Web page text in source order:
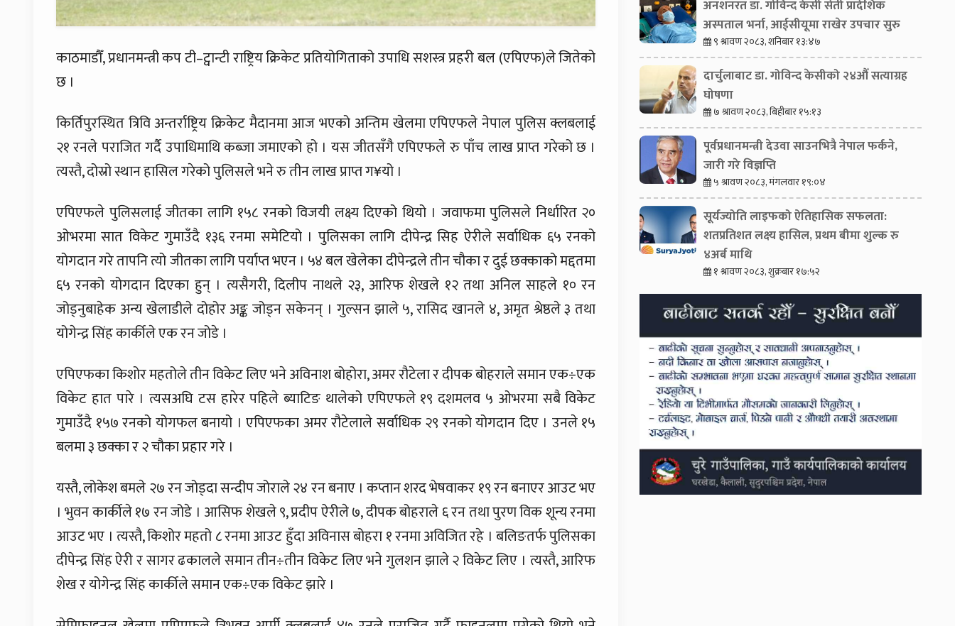
काठमाडौँ, प्रधानमन्त्री कप टी–ट्वान्टी राष्ट्रिय क्रिकेट प्रतियोगिताको उपाधि सशस्त्र प्रहरी बल (एपिएफ)ले जितेको
छ ।
किर्तिपुरस्थित त्रिवि अन्तर्राष्ट्रिय क्रिकेट मैदानमा आज भएको अन्तिम खेलमा एपिएफले नेपाल पुलिस क्लबलाई
२१ रनले पराजित गर्दै उपाधिमाथि कब्जा जमाएको हो । यस जीतसँगै एपिएफले रु पाँच लाख प्राप्त गरेको छ ।
त्यस्तै, दोस्रो स्थान हासिल गरेको पुलिसले भने रु तीन लाख प्राप्त ग¥यो ।
एपिएफले पुलिसलाई जीतका लागि १५८ रनको विजयी लक्ष्य दिएको थियो । जवाफमा पुलिसले निर्धारित २०
ओभरमा सात विकेट गुमाउँदै १३६ रनमा समेटियो । पुलिसका लागि दीपेन्द्र सिह ऐरीले सर्वाधिक ६५ रनको
योगदान गरे तापनि त्यो जीतका लागि पर्याप्त भएन । ५४ बल खेलेका दीपेन्द्रले तीन चौका र दुई छक्काको मद्दतमा
६५ रनको योगदान दिएका हुन् । त्यसैगरी, दिलीप नाथले २३, आरिफ शेखले १२ तथा अनिल साहले १० रन
जोड्नुबाहेक अन्य खेलाडीले दोहोर अङ्क जोड्न सकेनन् । गुल्सन झाले ५, रासिद खानले ४, अमृत श्रेष्ठले ३ तथा
योगेन्द्र सिंह कार्कीले एक रन जोडे ।
एपिएफका किशोर महतोले तीन विकेट लिए भने अविनाश बोहोरा, अमर रौटेला र दीपक बोहराले समान एक÷एक
विकेट हात पारे । त्यसअघि टस हारेर पहिले ब्याटिङ थालेको एपिएफले १९ दशमलव ५ ओभरमा सबै विकेट
गुमाउँदै १५७ रनको योगफल बनायो । एपिएफका अमर रौटेलाले सर्वाधिक २९ रनको योगदान दिए । उनले १५
बलमा ३ छक्का र २ चौका प्रहार गरे ।
यस्तै, लोकेश बमले २७ रन जोड्दा सन्दीप जोराले २४ रन बनाए । कप्तान शरद भेषवाकर १९ रन बनाएर आउट भए
। भुवन कार्कीले १७ रन जोडे । आसिफ शेखले ९, प्रदीप ऐरीले ७, दीपक बोहराले ६ रन तथा पुरण विक शून्य रनमा
आउट भए । त्यस्तै, किशोर महतो ८ रनमा आउट हुँदा अविनास बोहरा १ रनमा अविजित रहे । बलिङतर्फ पुलिसका
दीपेन्द्र सिंह ऐरी र सागर ढकालले समान तीन÷तीन विकेट लिए भने गुलशन झाले २ विकेट लिए । त्यस्तै, आरिफ
शेख र योगेन्द्र सिंह कार्कीले समान एक÷एक विकेट झारे ।
अनशनरत डा. गोविन्द केसी सेती प्रादेशिक
अस्पताल भर्ना, आईसीयूमा राखेर उपचार सुरु
९ श्रावण २०८३, शनिबार १३:४७
दार्चुलाबाट डा. गोविन्द केसीको २४औँ सत्याग्रह
घोषणा
७ श्रावण २०८३, बिहीबार १५:१३
पूर्वप्रधानमन्त्री देउवा साउनभित्रै नेपाल फर्कने,
जारी गरे विज्ञप्ति
५ श्रावण २०८३, मंगलवार १९:०४
सूर्यज्योति लाइफको ऐतिहासिक सफलता:
शतप्रतिशत लक्ष्य हासिल, प्रथम बीमा शुल्क रु
४अर्ब माथि
१ श्रावण २०८३, शुक्रबार १७:५२